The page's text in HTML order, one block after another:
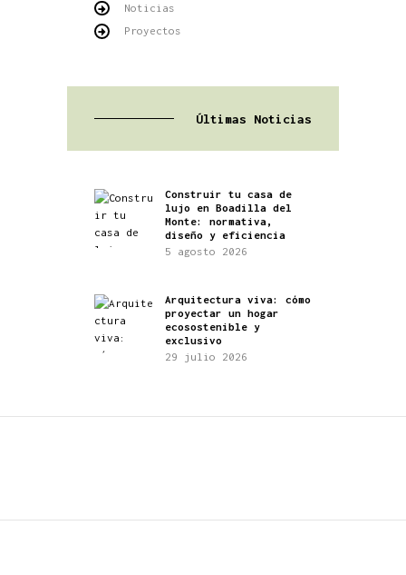
Noticias
Proyectos
Últimas Noticias
Construir tu casa de
lujo en Boadilla del
Monte: normativa,
diseño y eficiencia
5 agosto 2026
Arquitectura viva: cómo
proyectar un hogar
ecosostenible y
exclusivo
29 julio 2026